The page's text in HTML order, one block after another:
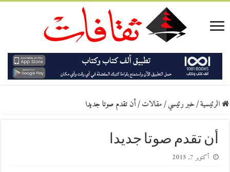
الرئيسية/خبر رئيسي/مقالات/أن تقدم صوتا جديدا
أن تقدم صوتا جديدا
أكتوبر 7, 2015